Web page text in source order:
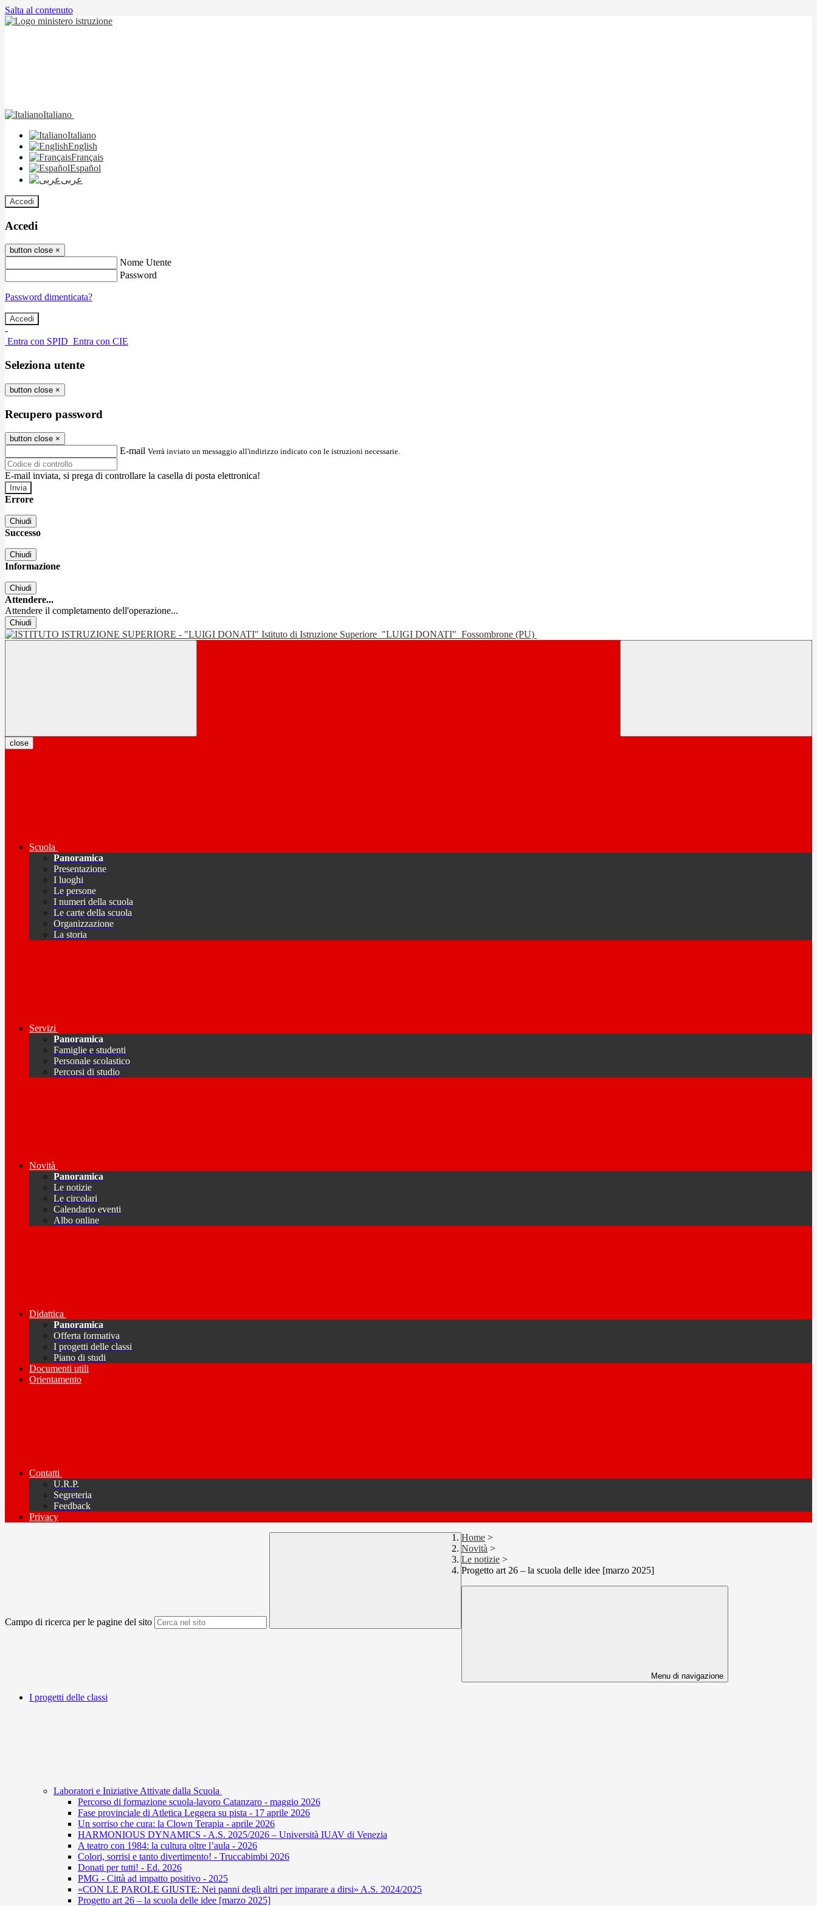
Salta al contenuto
Italiano
Italiano
English
Français
Español
عربى
Accedi
Accedi
button close ×
Nome Utente
Password
Password dimenticata?
-
Entra con SPID Entra con CIE
Seleziona utente
button close ×
Recupero password
button close ×
E-mail Verrà inviato un messaggio all'indirizzo indicato con le istruzioni necessarie.
E-mail inviata, si prega di controllare la casella di posta elettronica!
Errore
Chiudi
Successo
Chiudi
Informazione
Chiudi
Attendere...
Attendere il completamento dell'operazione...
Chiudi
Istituto di Istruzione Superiore "LUIGI DONATI" Fossombrone (PU)
close
Scuola
Panoramica
Presentazione
I luoghi
Le persone
I numeri della scuola
Le carte della scuola
Organizzazione
La storia
Servizi
Panoramica
Famiglie e studenti
Personale scolastico
Percorsi di studio
Novità
Panoramica
Le notizie
Le circolari
Calendario eventi
Albo online
Didattica
Panoramica
Offerta formativa
I progetti delle classi
Piano di studi
Documenti utili
Orientamento
Contatti
U.R.P.
Segreteria
Feedback
Privacy
Campo di ricerca per le pagine del sito
Home >
Novità >
Le notizie >
Progetto art 26 – la scuola delle idee [marzo 2025]
Menu di navigazione
I progetti delle classi
Laboratori e Iniziative Attivate dalla Scuola
Percorso di formazione scuola-lavoro Catanzaro - maggio 2026
Fase provinciale di Atletica Leggera su pista - 17 aprile 2026
Un sorriso che cura: la Clown Terapia - aprile 2026
HARMONIOUS DYNAMICS - A.S. 2025/2026 – Università IUAV di Venezia
A teatro con 1984: la cultura oltre l’aula - 2026
Colori, sorrisi e tanto divertimento! - Truccabimbi 2026
Donati per tutti! - Ed. 2026
PMG - Città ad impatto positivo - 2025
«CON LE PAROLE GIUSTE: Nei panni degli altri per imparare a dirsi» A.S. 2024/2025
Progetto art 26 – la scuola delle idee [marzo 2025]